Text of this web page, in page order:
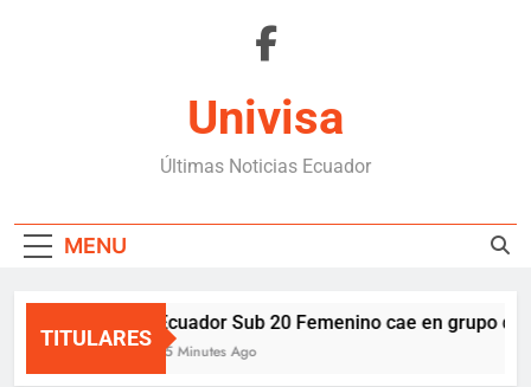
Univisa
Últimas Noticias Ecuador
MENU
TITULARES
Ecuador Sub 20 Femenino cae en grupo
15 Minutes Ago